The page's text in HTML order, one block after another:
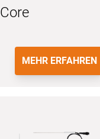
Core
MEHR ERFAHREN